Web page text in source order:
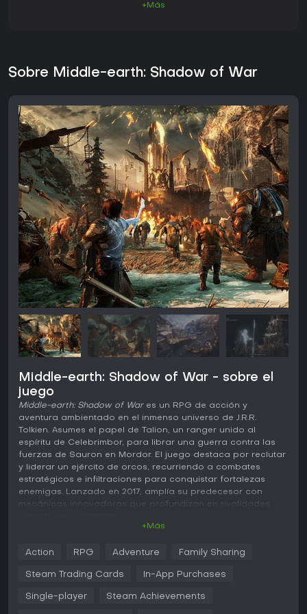
+Más
Sobre Middle-earth: Shadow of War
Middle-earth: Shadow of War - sobre el
juego
Middle-earth: Shadow of Wares un RPG de acción y
aventura ambientado en el inmenso universo de J.R.R.
Tolkien. Asumes el papel de Talion, un ranger unido al
espíritu de Celebrimbor, para librar una guerra contra las
fuerzas de Sauron en Mordor. El juego destaca por reclutar
y liderar un ejército de orcos, recurriendo a combates
estratégicos e infiltraciones para conquistar fortalezas
enemigas. Lanzado en 2017, amplía su predecesor con
mecánicas innovadoras que profundizan en rivalidades
El núcleo del gameplay gira en torno a combates en tercera
persona con un estilo fluido de combos. Los jugadores se
potenciados por los poderes espectrales de Celebrimbor,
+Más
Action RPG Adventure Family Sharing
Steam Trading Cards In-App Purchases
Single-player Steam Achievements